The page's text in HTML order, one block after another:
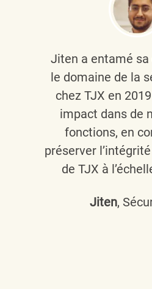
Jiten a entamé
le domaine de la
chez TJX en
impact dans de
fonctions, en
préserver
de TJX à
Jiten,